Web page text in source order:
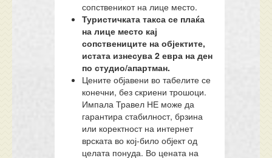
сопственикот на лице место.
Туристичката такса се плаќа
на лице место кај
сопствениците на објектите,
истата изнесува 2 евра на ден
по студио/апартман.
Цените објавени во табелите се
конечни, без скриени трошоци.
Импала Травел НЕ може да
гарантира стабилност, брзина
или коректност на интернет
врската во кој-било објект од
целата понуда. Во цената на